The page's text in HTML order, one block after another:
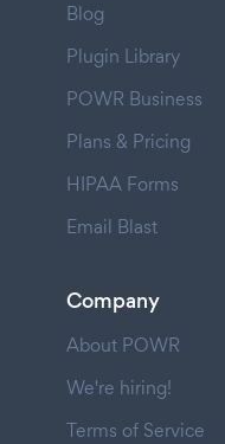
Blog
Plugin Library
POWR Business
Plans & Pricing
HIPAA Forms
Email Blast
Company
About POWR
We're hiring!
Terms of Service